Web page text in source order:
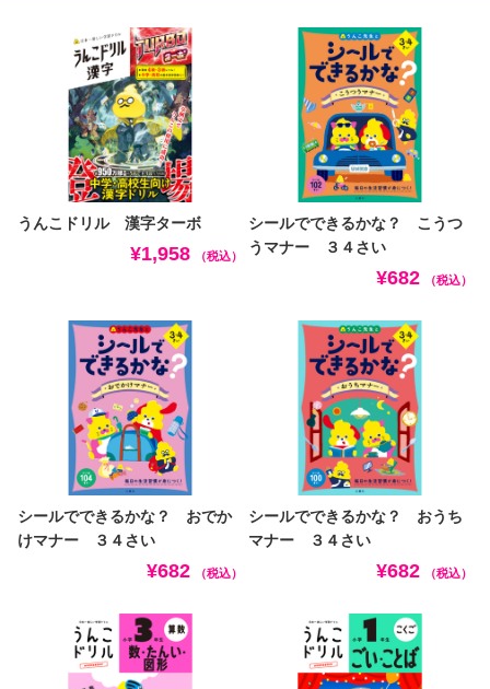
うんこドリル 漢字ターボ
¥1,958 （税込）
シールでできるかな？ こうつ
うマナー ３４さい
¥682 （税込）
シールでできるかな？ おでか
けマナー ３４さい
¥682 （税込）
シールでできるかな？ おうち
マナー ３４さい
¥682 （税込）